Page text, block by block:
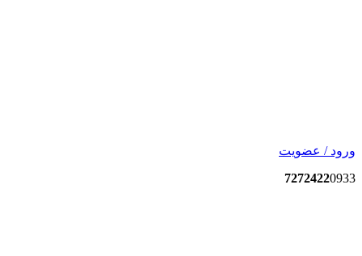
ورود / عضویت
72724220933